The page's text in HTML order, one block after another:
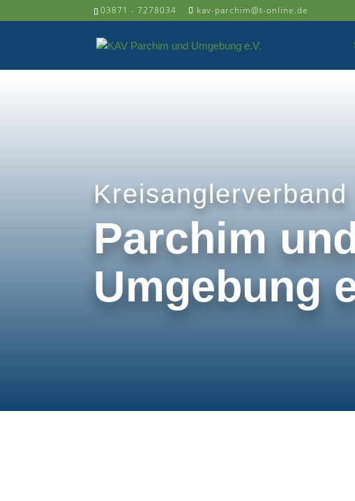
03871 - 7278034 kav-parchim@t-online.de
Kreisanglerverband
Parchim
Umgebung